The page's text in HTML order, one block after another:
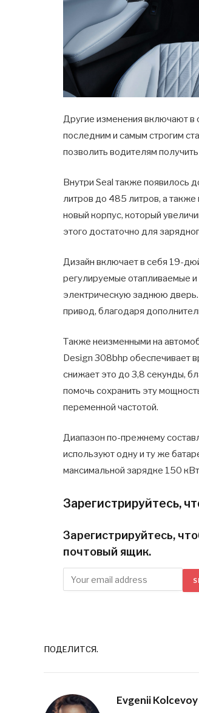
Другие изменения включают в
последним и самым строгим
позволить водителям
Внутри Seal также появилось
литров до 485 литров, а
новый корпус, который
этого достаточно для
Дизайн включает в себя 19-
регулируемые отапливаемые
электрическую заднюю дверь.
привод, благодаря
Также неизменными на
Design 308bhp обеспечивает
снижает это до 3,8 секунды,
помочь сохранить эту
переменной частотой.
Диапазон по-прежнему
используют одну и ту же
максимальной зарядке 150
Зарегистрируйтесь,
Зарегистрируйтесь,
почтовый ящик.
ПОДЕЛИТСЯ.
Evgenii Kolcevoy